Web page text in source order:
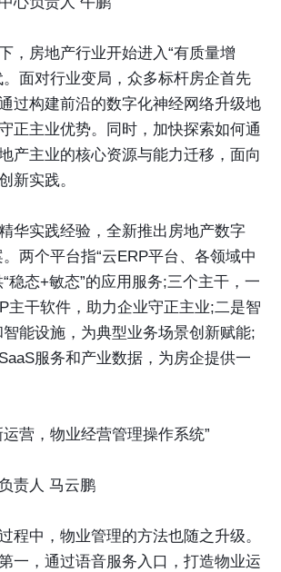
，房地产行业开始进入“有质量增
。面对行业变局，众多标杆房企首先
过构建前沿的数字化神经网络升级地
正主业优势。同时，加快探索如何通
产主业的核心资源与能力迁移，面向
新实践。
华实践经验，全新推出房地产数字
。两个平台指“云ERP平台、各领域中
稳态+敏态”的应用服务;三个主干，一
主干软件，助力企业守正主业;二是智
能设施，为典型业务场景创新赋能;
服务和产业数据，为房企提供一
运营，物业经营管理操作系统”
责人 马云鹏
程中，物业管理的方法也随之升级。
一，通过语音服务入口，打造物业运